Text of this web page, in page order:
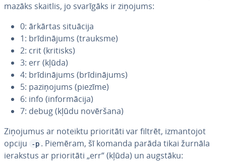
mazāks skaitlis, jo svarīgāks ir ziņojums:
0: ārkārtas situācija
1: brī­di­nā­jums (trauksme)
2: crit (kritisks)
3: err (kļūda)
4: brī­di­nā­jums (brī­di­nā­jums)
5: pa­zi­ņo­jums (piezīme)
6: info (in­for­mā­ci­ja)
7: debug (kļūdu novēršana)
Ziņojumus ar noteiktu prio­ri­tā­ti var filtrēt, iz­man­to­jot
opciju
-p . Piemēram, šī komanda parāda tikai žurnāla
ierakstus ar prio­ri­tā­ti „err“ (kļūda) un augstāku: